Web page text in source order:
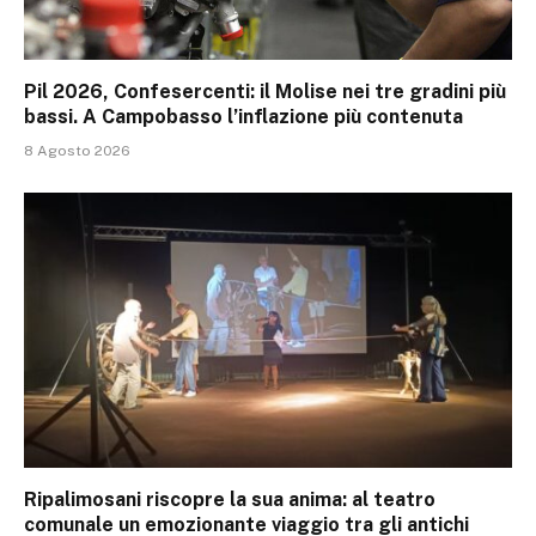
Pil 2026, Confesercenti: il Molise nei tre gradini più
bassi. A Campobasso l’inflazione più contenuta
8 Agosto 2026
Ripalimosani riscopre la sua anima: al teatro
comunale un emozionante viaggio tra gli antichi